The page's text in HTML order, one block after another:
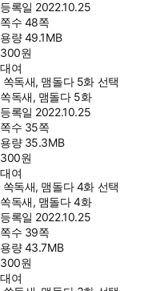
등록일 2022.10.25
쪽수 48쪽
용량49.1MB
300원
대여
쏙독새, 맴돌다 5화 선택
쏙독새, 맴돌다 5화
등록일 2022.10.25
쪽수 35쪽
용량 35.3MB
300원
대여
쏙독새, 맴돌다 4화 선택
쏙독새, 맴돌다 4화
등록일 2022.10.25
쪽수 39쪽
용량43.7MB
300원
대여